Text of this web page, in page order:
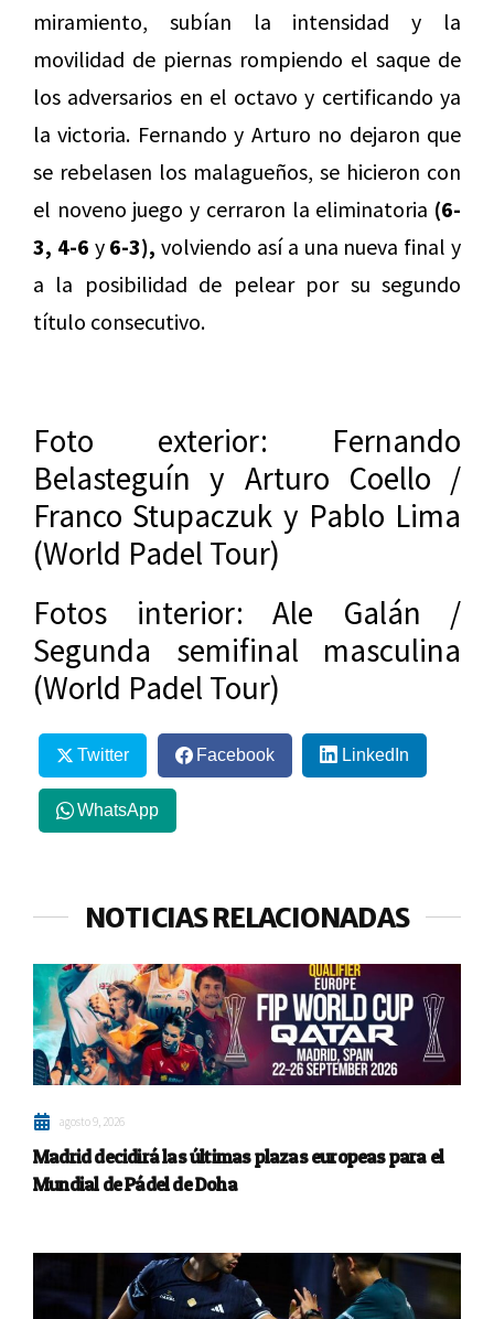
miramiento, subían la intensidad y la
movilidad de piernas rompiendo el saque de
los adversarios en el octavo y certificando ya
la victoria. Fernando y Arturo no dejaron que
se rebelasen los malagueños, se hicieron con
el noveno juego y cerraron la eliminatoria (6-
3, 4-6 y 6-3), volviendo así a una nueva final y
a la posibilidad de pelear por su segundo
título consecutivo.
Foto exterior: Fernando
Belasteguín y Arturo Coello /
Franco Stupaczuk y Pablo Lima
(World Padel Tour)
Fotos interior: Ale Galán /
Segunda semifinal masculina
(World Padel Tour)
Twitter Facebook LinkedIn
WhatsApp
NOTICIAS RELACIONADAS
agosto 9, 2026
Madrid decidirá las últimas plazas europeas para el
Mundial de Pádel de Doha